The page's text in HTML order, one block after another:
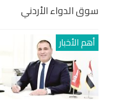
سوق الدواء الأردني
أهم الأخبار